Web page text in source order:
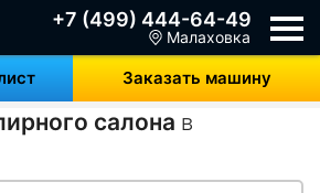
+7 (499) 444-64-49
Заказать машину
Малаховка
салона в